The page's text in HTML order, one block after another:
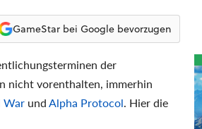
GameStar bei Google bevorzugen
der
nicht vorenthalten, immerhin
War undAlpha Protocol. Hier die